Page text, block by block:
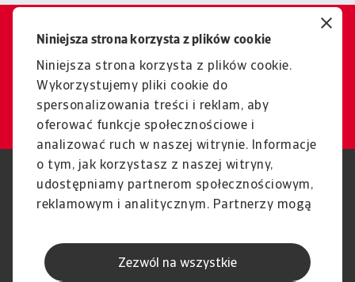
Niniejsza strona korzysta z plików cookie
Niniejsza strona korzysta z plików cookie.
Wykorzystujemy pliki cookie do
spersonalizowania treści i reklam, aby
oferować funkcje społecznościowe i
analizować ruch w naszej witrynie. Informacje
o tym, jak korzystasz z naszej witryny,
udostępniamy partnerom społecznościowym,
reklamowym i analitycznym. Partnerzy mogą
otrzymanymi od Ciebie lub uzyskanymi
podczas korzystania z ich usług.
Zezwól na wszystkie
Chcesz dowiedzieć się więcej?
Jesteśmy tutaj, aby pomóc.
Kontakt
RODO
Polityka Prywatności
Informacje o plikach cookie
Polityka Speak Up
Skargi i reklamacje (Regulamin
obowiązujący od dnia 13 lutego
Skargi i reklamacje (Regulamin
obowiązujący do dnia 12 lutego